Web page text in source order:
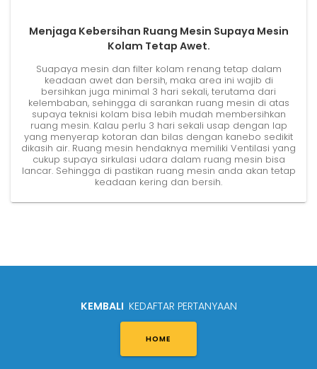
Menjaga Kebersihan Ruang Mesin Supaya Mesin
Kolam Tetap Awet.
Suapaya mesin dan filter kolam renang tetap dalam
keadaan awet dan bersih, maka area ini wajib di
bersihkan juga minimal 3 hari sekali, terutama dari
kelembaban, sehingga di sarankan ruang mesin di atas
supaya teknisi kolam bisa lebih mudah membersihkan
ruang mesin. Kalau perlu 3 hari sekali usap dengan lap
yang menyerap kotoran dan bilas dengan kanebo sedikit
dikasih air. Ruang mesin hendaknya memiliki Ventilasi yang
cukup supaya sirkulasi udara dalam ruang mesin bisa
lancar. Sehingga di pastikan ruang mesin anda akan tetap
keadaan kering dan bersih.
KEMBALI KEDAFTAR PERTANYAAN
HOME